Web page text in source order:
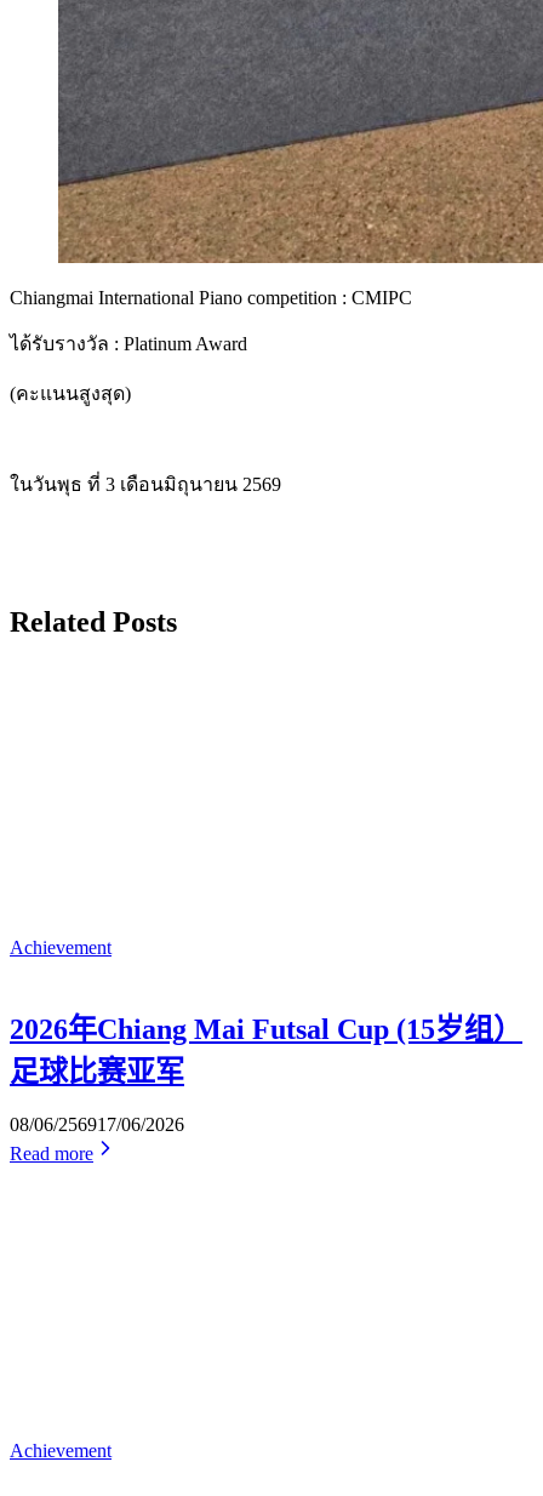
Chiangmai International Piano competition : CMIPC
ได้รับรางวัล : Platinum Award
(คะแนนสูงสุด)
ในวันพุธ ที่ 3 เดือนมิถุนายน 2569
Related Posts
Achievement
2026年Chiang Mai Futsal Cup (15岁组）
足球比赛亚军
08/06/256917/06/2026
Read more
Achievement